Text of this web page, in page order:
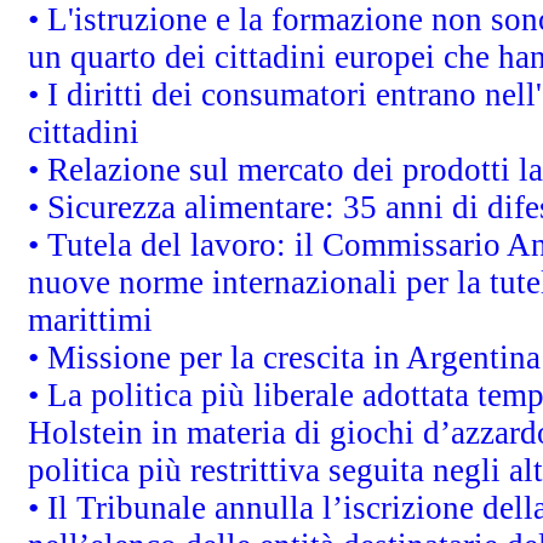
• L'istruzione e la formazione non
un quarto dei cittadini europei che
• I diritti dei consumatori entrano
cittadini
• Relazione sul mercato dei prodotti
• Sicurezza alimentare: 35 anni di
• Tutela del lavoro: il Commissario
nuove norme internazionali per la
marittimi
• Missione per la crescita in
• La politica più liberale adottata
Holstein in materia di giochi
politica più restrittiva seguita negli
• Il Tribunale annulla l’iscrizione